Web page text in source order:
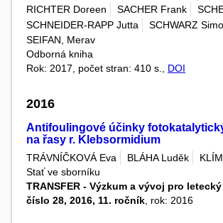
RICHTER Doreen
SACHER Frank
SCHNEIDER-RAPP Jutta
SCHWARZ
SEIFAN, Merav
Odborná kniha
Rok: 2017, počet stran: 410 s., DOI
2016
Antifoulingové účinky
na řasy r. Klebsormidium
TRÁVNÍČKOVÁ Eva BLÁHA Luděk
Stať ve sborníku
TRANSFER - Výzkum a vývoj pro
číslo 28, 2016, 11. ročník , rok: 2016